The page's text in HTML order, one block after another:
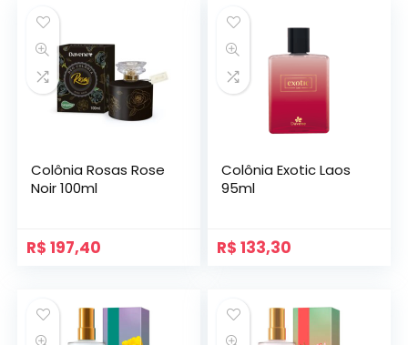
Colônia Rosas Rose
Noir 100ml
R$ 197,40
Colônia Exotic Laos
95ml
R$ 133,30